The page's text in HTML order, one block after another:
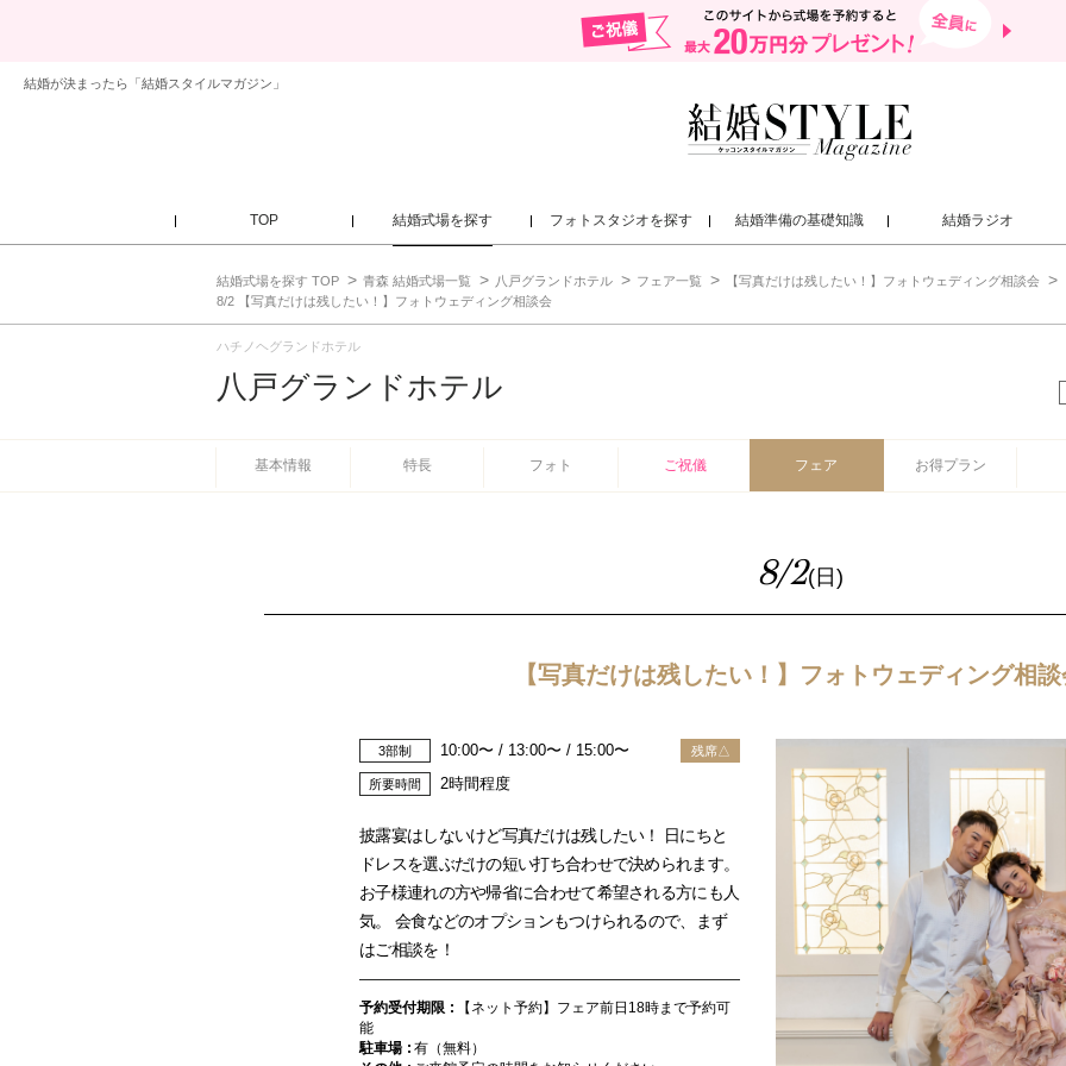
結婚が決まったら「結婚スタイルマガジン」
TOP 結婚式場を探す フォトスタジオを探す 結婚準備の基礎知識 結婚ラジオ
結婚式場を探す TOP 青森 結婚式場一覧 八戸グランドホテル フェア一覧
【写真だけは残したい！】フォトウェディング相談会
8/2 【写真だけは残したい！】フォトウェディング相談会
ハチノヘグランドホテル
八戸グランドホテル
基本情報 特長 フォト ご祝儀 フェア お得プラン
8/2(日)
【写真だけは残したい！】フォトウェディング相
3部制 10:00〜 / 13:00〜 / 15:00〜
所要時間 2時間程度
残席△
披露宴はしないけど写真だけは残したい！ 日にちと
ドレスを選ぶだけの短い打ち合わせで決められます。
お子様連れの方や帰省に合わせて希望される方にも人
気。 会食などのオプションもつけられるので、まず
はご相談を！
予約受付期限
【ネット予約】フェア前日18時まで予約可
能
駐車場
有（無料）